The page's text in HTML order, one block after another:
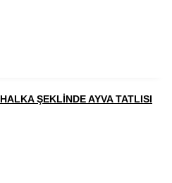
HALKA ŞEKLİNDE AYVA TATLISI